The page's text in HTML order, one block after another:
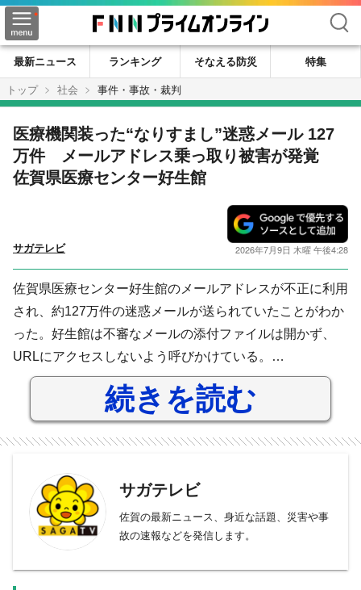
検索
最新ニュース ランキング そなえる防災
特集
トップ
社会 事件・事故・裁判
医療機関装った“なりすまし”迷惑メール 127
万件 メールアドレス乗っ取り被害が発覚
佐賀県医療センター好生館
サガテレビ 2026年7月9日 木曜 午後4:28
佐賀県医療センター好生館のメールアドレスが不正に利用
され、約127万件の迷惑メールが送られていたことがわか
った。好生館は不審なメールの添付ファイルは開かず、
URLにアクセスしないよう呼びかけている。…
続きを読む
サガテレビ
佐賀の最新ニュース、身近な話題、災害や事
故の速報などを発信します。